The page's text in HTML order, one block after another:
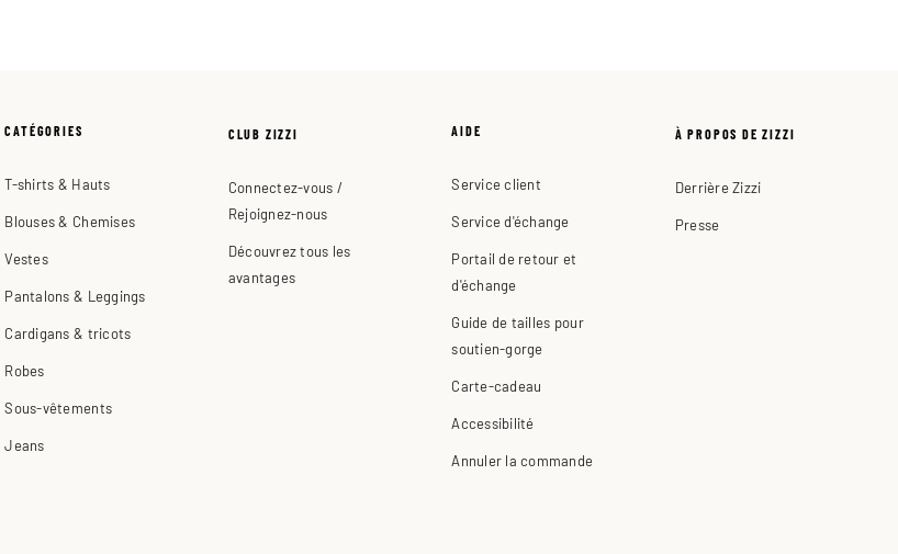
CATÉGORIES
T-shirts & Hauts
Blouses & Chemises
Vestes
Pantalons & Leggings
Cardigans & tricots
Robes
Sous-vêtements
Jeans
CLUB ZIZZI
Connectez-vous /
Rejoignez-nous
Découvrez tous les
avantages
AIDE
Service client
Service d'échange
Portail de retour et
d'échange
Guide de tailles pour
soutien-gorge
Carte-cadeau
Accessibilité
Annuler la commande
À PROPOS DE ZIZZI
Derrière Zizzi
Presse